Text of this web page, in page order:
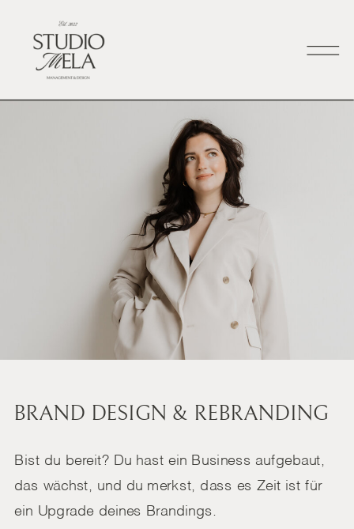
Bist du bereit? Du hast ein Business aufgebaut,
das wächst, und du merkst, dass es Zeit ist für
ein Upgrade deines Brandings.
BRAND DESIGN & REBRANDING